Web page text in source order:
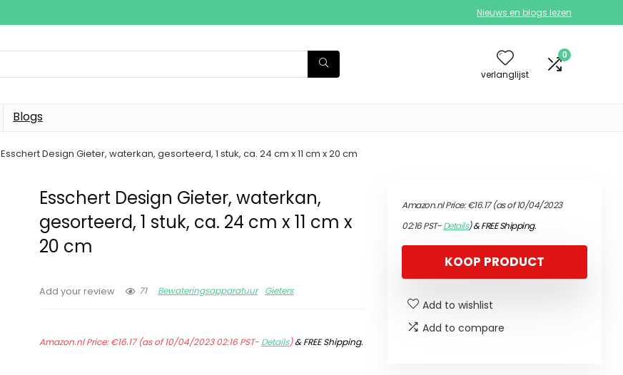
Nieuws en blogs lezen
verlanglijst
0
Blogs
Esschert Design Gieter, waterkan, gesorteerd, 1 stuk, ca. 24 cm x 11 cm x 20 cm
Esschert Design Gieter, waterkan,
gesorteerd, 1 stuk, ca. 24 cm x 11 cm x
20 cm
Add your review 71 Bewateringsapparatuur Gieters
Amazon.nl Price:€16.17(as of 10/04/2023 02:16 PST- Details)&FREE Shipping.
Amazon.nl Price:€16.17(as of 10/04/2023
02:16 PST-Details)&FREE Shipping.
KOOP PRODUCT
Add to wishlist
Add to compare